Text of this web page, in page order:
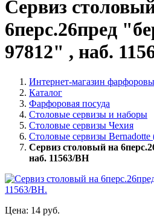
Сервиз
6перс.26пред
97812" , наб.
Интернет-магазин
Каталог
Фарфоровая посуда
Столовые сервизы и наборы
Столовые сервизы Чехия
Столовые сервизы Bernadotte
Сервиз столовый на
наб. 11563/BH
Цена: 14 руб.